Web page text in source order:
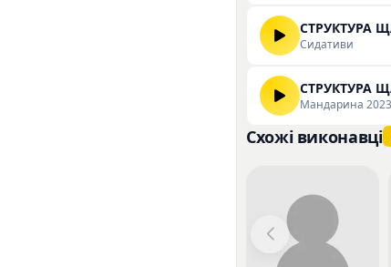
СТРУКТУРА
Сидативи
СТРУКТУРА
Мандарина 2023
Схожі виконавці